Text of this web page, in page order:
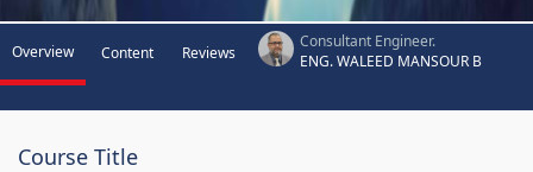
Overview Content Reviews
Consultant Engineer.
ENG. WALEED MANSOUR B
Course Title